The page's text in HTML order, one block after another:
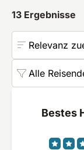
13 Ergebnisse
Relevanz
Alle
Bestes